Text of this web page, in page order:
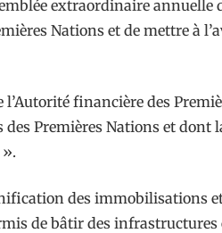
extraordinaire
Nations et de mettre à
financière des
Premières Nations et dont
des immobilisations
de bâtir des